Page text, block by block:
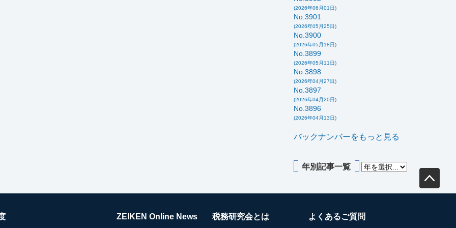
(2026年06月01日)
No.3901
(2026年05月25日)
No.3900
(2026年05月18日)
No.3899
(2026年05月11日)
No.3898
(2026年04月27日)
No.3897
(2026年04月20日)
No.3896
(2026年04月13日)
バックナンバーをもっと見る
年別記事一覧
ZEIKEN Online News 税務研究会とは よくあるご質問